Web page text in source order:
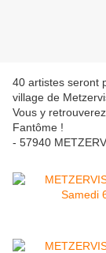
40 artistes seront
village de
Vous y
Fantôme !
- 57940